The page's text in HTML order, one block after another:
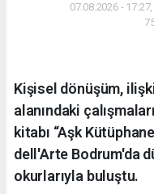
07.08.2026 -
Kişisel dönüşüm,
alanındaki
kitabı “Aşk
dell'Arte Bodrum'da
okurlarıyla buluştu.